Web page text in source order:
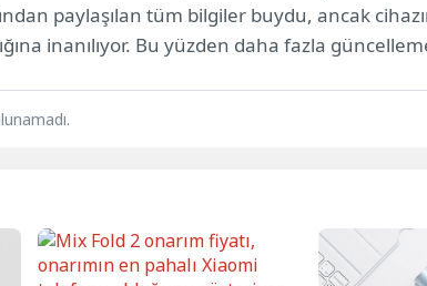
paylaşılan tüm bilgiler buydu, ancak
inanılıyor. Bu yüzden daha fazla